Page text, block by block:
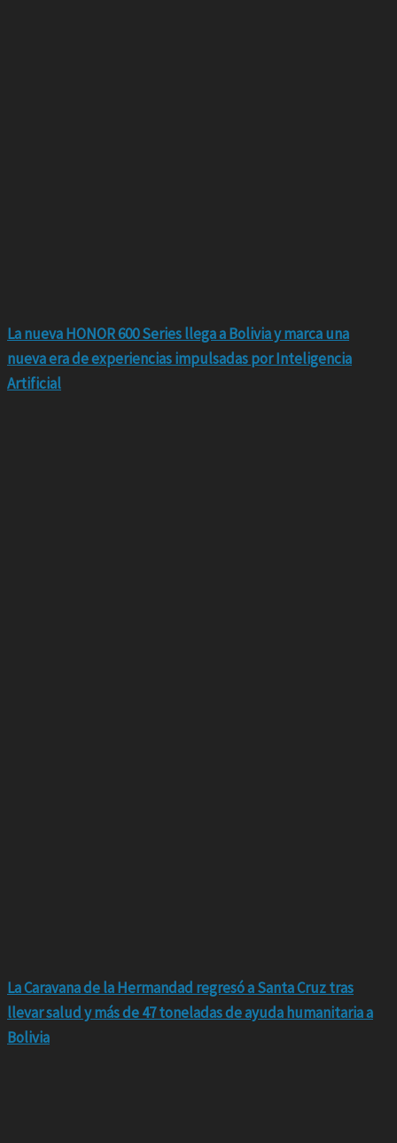
La nueva HONOR 600 Series llega a Bolivia y marca una
nueva era de experiencias impulsadas por Inteligencia
Artificial
La Caravana de la Hermandad regresó a Santa Cruz tras
llevar salud y más de 47 toneladas de ayuda humanitaria a
Bolivia